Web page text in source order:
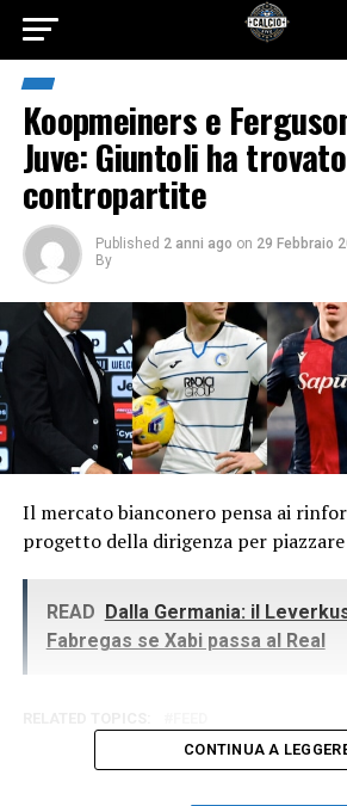
Koopmeiners e
Juve: Giuntoli ha
contropartite
Published 2 anni ago on 29 Febbraio
By
Il mercato bianconero pensa ai
progetto della dirigenza per
READ Dalla Germania: il
Fabregas se Xabi passa al Real
CONTINUA A